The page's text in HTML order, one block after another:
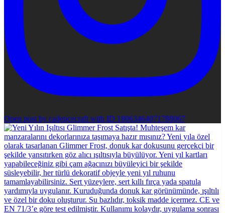
Open post by cadencecraft with ID 18063464071788067